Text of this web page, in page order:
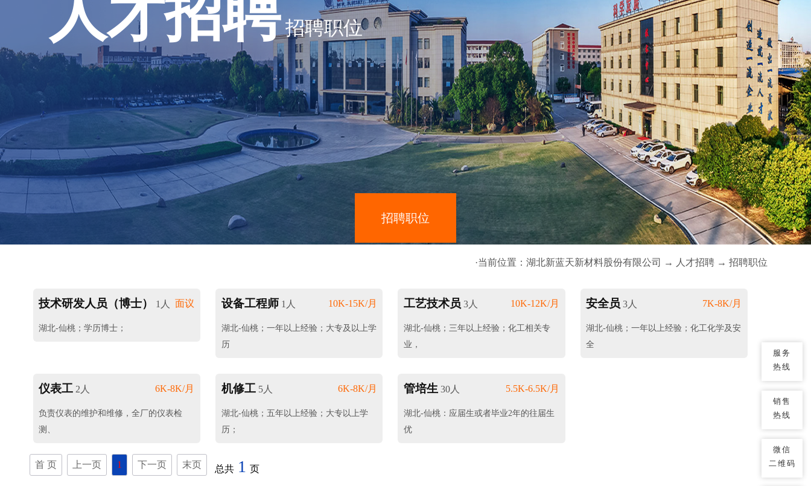
人才招聘 招聘职位
招聘职位
·当前位置： 湖北新蓝天新材料股份有限公司 → 人才招聘 → 招聘职位
技术研发人员（博士） 1人 面议
湖北-仙桃；学历博士；
设备工程师 1人 10K-15K/月
湖北-仙桃；一年以上经验；大专及以上学
历
工艺技术员 3人 10K-12K/月
湖北-仙桃；三年以上经验；化工相关专
业，
安全员 3人 7K-8K/月
湖北-仙桃；一年以上经验；化工化学及安
全
仪表工 2人 6K-8K/月
负责仪表的维护和维修，全厂的仪表检
测、
机修工5人 6K-8K/月
湖北-仙桃；五年以上经验；大专以上学
历；
管培生 30人 5.5K-6.5K/月
湖北-仙桃：应届生或者毕业2年的往届生
优
首 页 上一页 1 下一页 末页 总共 1 页
服务
热线
销售
热线
微信
二维码